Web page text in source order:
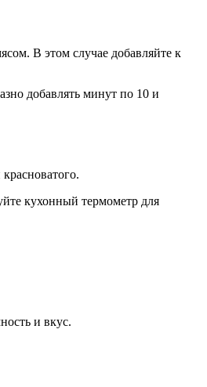
В этом случае добавляйте к
добавлять минут по 10 и
кухонный термометр для
и вкус.